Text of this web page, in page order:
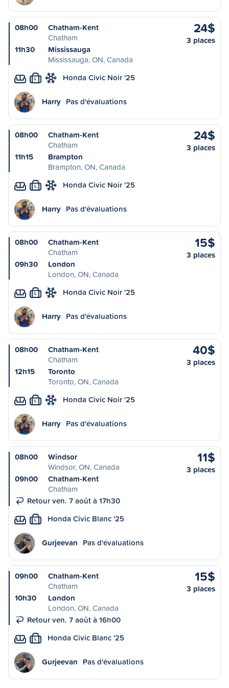
08h00
Chatham-Kent
Chatham
11h30
Mississauga
Mississauga, ON, Canada
24$
3 places
L Honda Civic Noir '25
Harry Pas d'évaluations
08h00
Chatham-Kent
Chatham
11h15
Brampton
Brampton, ON, Canada
24$
3 places
L Honda Civic Noir '25
Harry Pas d'évaluations
08h00
Chatham-Kent
Chatham
09h30
London
London, ON, Canada
15$
3 places
L Honda Civic Noir '25
Harry Pas d'évaluations
08h00
Chatham-Kent
Chatham
12h15
Toronto
Toronto, ON, Canada
40$
3 places
L Honda Civic Noir '25
Harry Pas d'évaluations
08h00
Windsor
Windsor, ON, Canada
09h00
Chatham-Kent
Chatham
Retour ven. 7 août à 17h30
11$
3 places
L Honda Civic Blanc '25
Gurjeevan Pas d'évaluations
09h00
Chatham-Kent
Chatham
10h30
London
London, ON, Canada
Retour ven. 7 août à 16h00
15$
3 places
L Honda Civic Blanc '25
Gurjeevan Pas d'évaluations